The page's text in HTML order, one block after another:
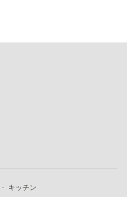
キッチン